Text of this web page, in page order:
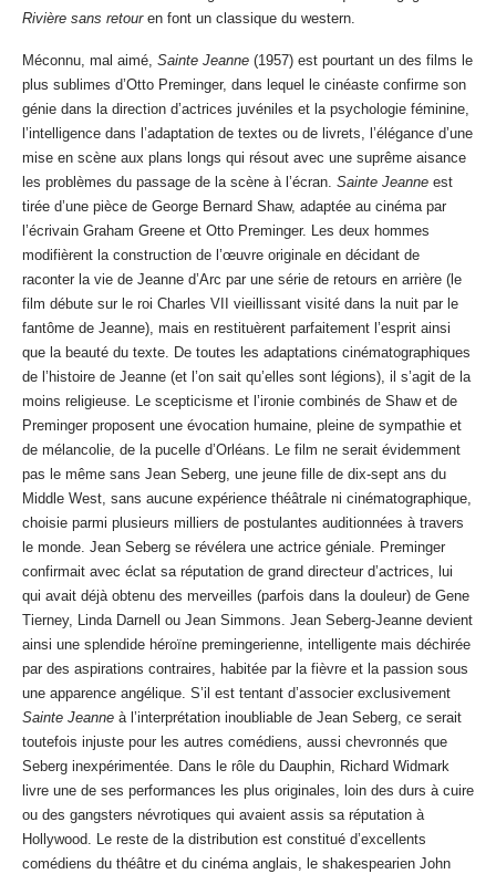
Rivière sans retouren font un classique du western.
Méconnu, mal aimé, Sainte Jeanne (1957) est pourtant un des films le
plus sublimes d’Otto Preminger, dans lequel le cinéaste confirme son
génie dans la direction d’actrices juvéniles et la psychologie féminine,
l’intelligence dans l’adaptation de textes ou de livrets, l’élégance d’une
mise en scène aux plans longs qui résout avec une suprême aisance
les problèmes du passage de la scène à l’écran. Sainte Jeanne est
tirée d’une pièce de George Bernard Shaw, adaptée au cinéma par
l’écrivain Graham Greene et Otto Preminger. Les deux hommes
modifièrent la construction de l’œuvre originale en décidant de
raconter la vie de Jeanne d’Arc par une série de retours en arrière (le
film débute sur le roi Charles VII vieillissant visité dans la nuit par le
fantôme de Jeanne), mais en restituèrent parfaitement l’esprit ainsi
que la beauté du texte. De toutes les adaptations cinématographiques
de l’histoire de Jeanne (et l’on sait qu’elles sont légions), il s’agit de la
moins religieuse. Le scepticisme et l’ironie combinés de Shaw et de
Preminger proposent une évocation humaine, pleine de sympathie et
de mélancolie, de la pucelle d’Orléans. Le film ne serait évidemment
pas le même sans Jean Seberg, une jeune fille de dix-sept ans du
Middle West, sans aucune expérience théâtrale ni cinématographique,
choisie parmi plusieurs milliers de postulantes auditionnées à travers
le monde. Jean Seberg se révélera une actrice géniale. Preminger
confirmait avec éclat sa réputation de grand directeur d’actrices, lui
qui avait déjà obtenu des merveilles (parfois dans la douleur) de Gene
Tierney, Linda Darnell ou Jean Simmons. Jean Seberg-Jeanne devient
ainsi une splendide héroïne premingerienne, intelligente mais déchirée
par des aspirations contraires, habitée par la fièvre et la passion sous
une apparence angélique. S’il est tentant d’associer exclusivement
Sainte Jeanne à l’interprétation inoubliable de Jean Seberg, ce serait
toutefois injuste pour les autres comédiens, aussi chevronnés que
Seberg inexpérimentée. Dans le rôle du Dauphin, Richard Widmark
livre une de ses performances les plus originales, loin des durs à cuire
ou des gangsters névrotiques qui avaient assis sa réputation à
Hollywood. Le reste de la distribution est constitué d’excellents
comédiens du théâtre et du cinéma anglais, le shakespearien John